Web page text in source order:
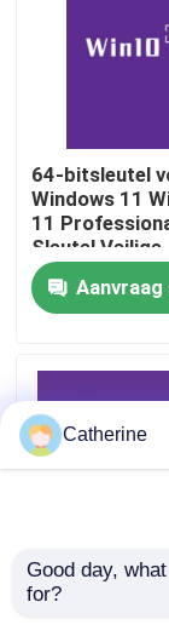
Over ons
Nieuws
Vraag een
64-bitsleutel
Windows 11
11
Sleutel Veilige
Activering voor
Bedrijfs- en
Win 10/11 Pro
Catherine
Good day,
for?